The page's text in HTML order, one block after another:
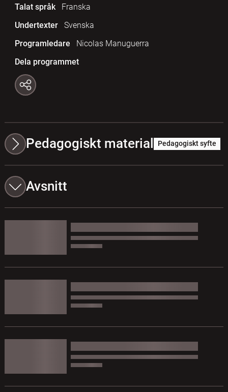
Talat språk
Franska
Undertexter
Svenska
Programledare
Nicolas Manuguerra
Dela programmet
Pedagogiskt material Pedagogiskt syfte
Avsnitt